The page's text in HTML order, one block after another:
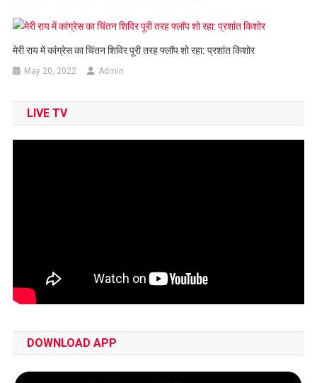
मेरी राय में कांग्रेस का चिंतन शिविर पूरी तरह फ्लॉप शो रहा: प्रशांत किशोर
May 20, 2022 Admin
LIVE TV
DOWNLOAD APP